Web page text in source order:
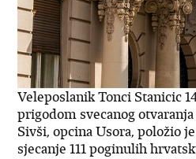
Veleposlanik Tonci Stanicic
prigodom svecanog
Sivši, opcina Usora, položio
sjecanje 111 poginulih